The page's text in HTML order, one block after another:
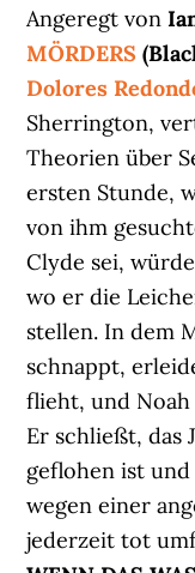
Angeregt von
MÖRDERS
Dolores
Sherrington,
Theorien über
ersten Stunde,
von ihm
Clyde sei,
wo er die
stellen. In dem
schnappt,
flieht, und
Er schließt, das
geflohen ist
wegen einer
jederzeit tot